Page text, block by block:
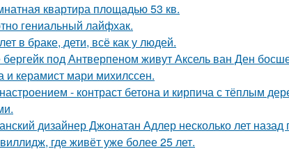
квартира площадью 53 кв.
гениальный лайфхак.
в браке, дети, всё как у людей.
бергейк под Антверпеном живут Аксель ван Ден
и керамист мари михилссен.
- контраст бетона и кирпича с тёплым
дизайнер Джонатан Адлер несколько лет
где живёт уже более 25 лет.